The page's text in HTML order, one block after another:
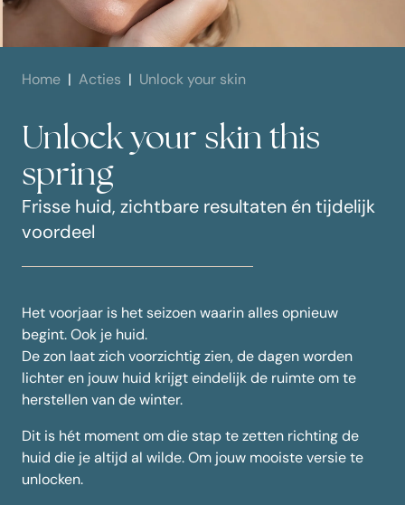
Home Acties Unlock your skin
Unlock your skin this
spring
Frisse huid, zichtbare resultaten én tijdelijk
voordeel
Het voorjaar is het seizoen waarin alles opnieuw
begint. Ook je huid.
De zon laat zich voorzichtig zien, de dagen worden
lichter en jouw huid krijgt eindelijk de ruimte om te
herstellen van de winter.
Dit is hét moment om die stap te zetten richting de
huid die je altijd al wilde. Om jouw mooiste versie te
unlocken.